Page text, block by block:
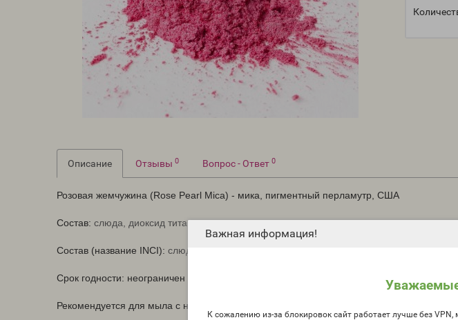
Важная информация!
К сожалению из-за блокировок сайт работает лучше без
Описание Отзывы0 Вопрос - Ответ0
Розовая жемчужина (Rose Pearl Mica) - мика, пигментный перламутр, США
Состав:слюда, диоксид титана, оксид железа .
Состав (название INCI):слюда, диоксид титана, оксид железа .
Срок годности: неограничен
Рекомендуется для мыла с нуля ХС и ГС: да